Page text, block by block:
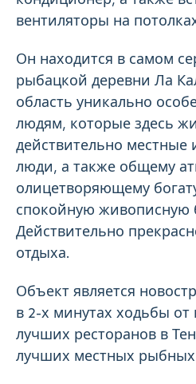
вентиляторы на
Он находится в самом
рыбацкой деревни Ла
область уникально
людям, которые здесь
действительно
люди, а также общему
олицетворяющему
спокойную живописную
Действительно
отдыха.
Объект является
в 2-х минутах ходьбы от
лучших ресторанов в
лучших местных рыбных